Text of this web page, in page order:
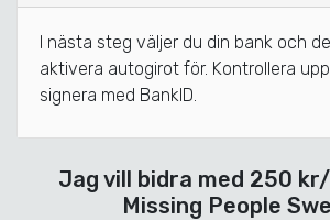
I nästa steg väljer du din bank och
aktivera autogirot för. Kontrollera
signera med BankID.
Jag vill bidra med 250 kr
Missing People